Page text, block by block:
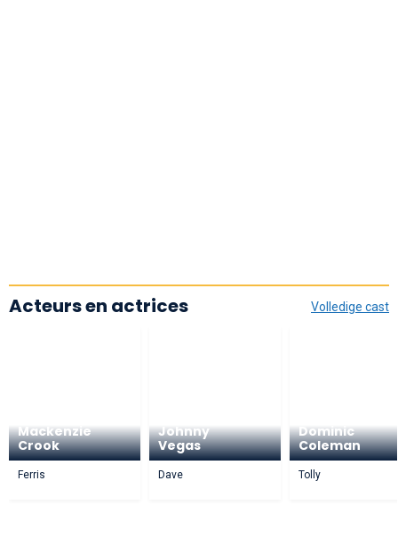
Volledige cast
Acteurs en actrices
Mackenzie
Crook
Ferris
Johnny
Vegas
Dave
Dominic
Coleman
Tolly